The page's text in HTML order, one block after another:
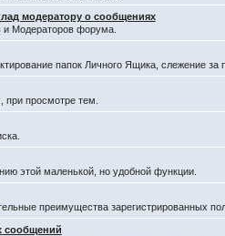
модератору о сообщениях
и Модераторов форума.
папок Личного Ящика, слежение
при просмотре тем.
этой маленькой, но удобной функции.
преимущества зарегистрированных
сообщений